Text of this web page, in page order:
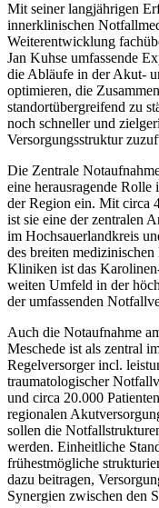
Mit seiner langjährigen
innerklinischen
Weiterentwicklung
Jan Kuhse umfassende
die Abläufe in der Akut-
optimieren, die
standortübergreifend zu
noch schneller und
Versorgungsstruktur
Die Zentrale
eine herausragende
der Region ein. Mit circa
ist sie eine der zentralen
im Hochsauerlandkreis
des breiten
Kliniken ist das
weiten Umfeld in der
der umfassenden
Auch die Notaufnahme
Meschede ist als zentral
Regelversorger incl.
traumatologischer
und circa 20.000
regionalen
sollen die
werden. Einheitliche
frühestmögliche
dazu beitragen,
Synergien zwischen den